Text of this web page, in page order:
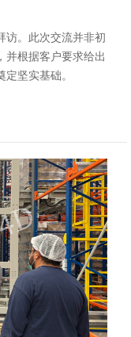
访。此次交流并非初
并根据客户要求给出
坚实基础。